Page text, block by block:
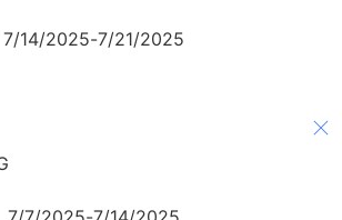
7/14/2025-7/21/2025